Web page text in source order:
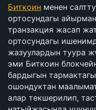
Биткоин менен
ортосундагы
транзакция жасап
ортосундагы
жазуулардын туура
эми Биткоин
бардыгын
ошондуктан
алар текшерилип,